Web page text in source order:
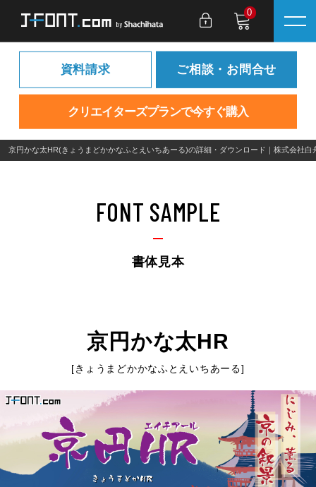
資料請求 ご相談・お問合せ
クリエイターズプランで今すぐ購入
0
京円かな太HR(きょうまどかかなふとえいちあーる)の詳細・ダウンロード｜株式会社
FONT SAMPLE
書体見本
京円かな太HR
[きょうまどかかなふとえいちあーる]